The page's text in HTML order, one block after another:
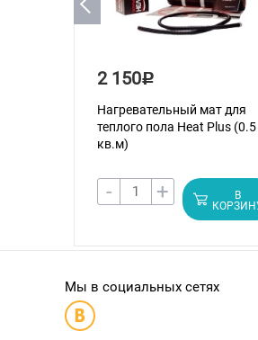
2 150Р
Нагревательный мат для
теплого пола Heat Plus (0.5
кв.м)
- +
В
Мы в социальных сетях